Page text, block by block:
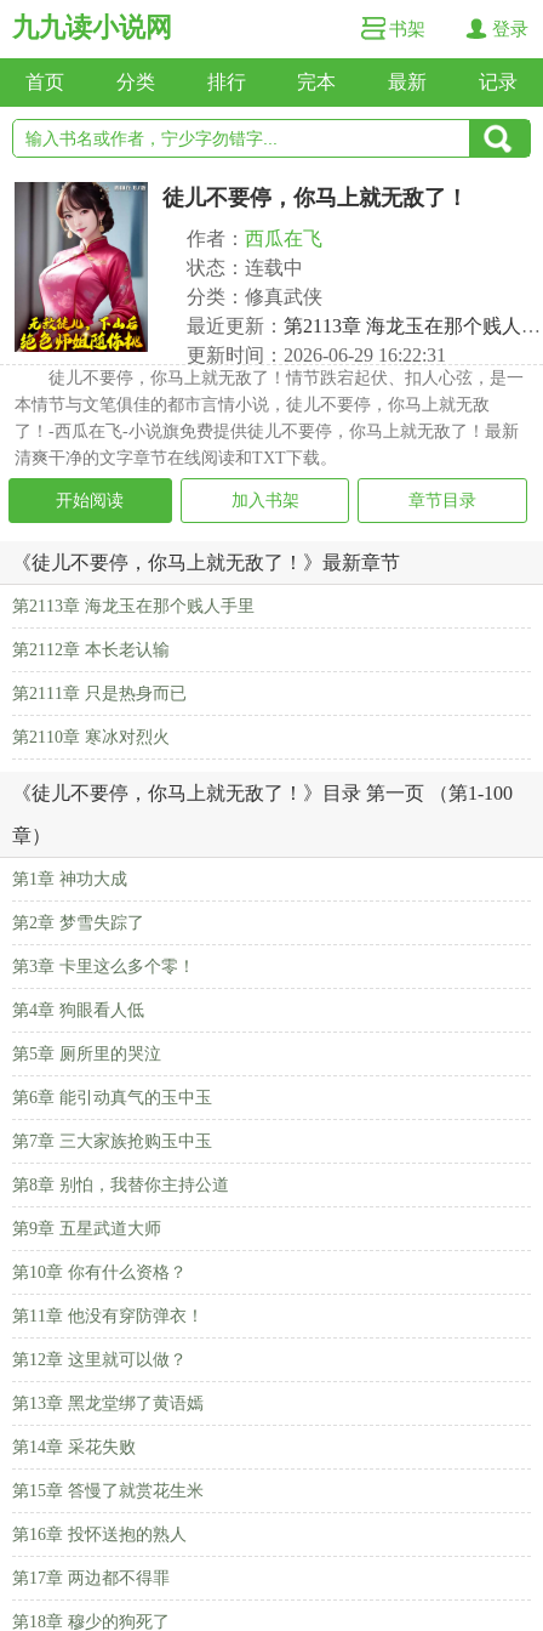
九九读小说网 书架 登录
首页 分类 排行 完本 最新 记录
徒儿不要停，你马上就无敌了！
作者： 西瓜在飞
状态：连载中
分类：修真武侠
最近更新： 第2113章 海龙玉在那个贱人手里
更新时间：2026-06-29 16:22:31
徒儿不要停，你马上就无敌了！情节跌宕起伏、扣人心弦，是一
本情节与文笔俱佳的都市言情小说，徒儿不要停，你马上就无敌
了！-西瓜在飞-小说旗免费提供徒儿不要停，你马上就无敌了！最新
清爽干净的文字章节在线阅读和TXT下载。
开始阅读 加入书架 章节目录
《徒儿不要停，你马上就无敌了！》最新章节
第2113章 海龙玉在那个贱人手里
第2112章 本长老认输
第2111章 只是热身而已
第2110章 寒冰对烈火
《徒儿不要停，你马上就无敌了！》目录 第一页 （第1-100
章）
第1章 神功大成
第2章 梦雪失踪了
第3章 卡里这么多个零！
第4章 狗眼看人低
第5章 厕所里的哭泣
第6章 能引动真气的玉中玉
第7章 三大家族抢购玉中玉
第8章 别怕，我替你主持公道
第9章 五星武道大师
第10章 你有什么资格？
第11章 他没有穿防弹衣！
第12章 这里就可以做？
第13章 黑龙堂绑了黄语嫣
第14章 采花失败
第15章 答慢了就赏花生米
第16章 投怀送抱的熟人
第17章 两边都不得罪
第18章 穆少的狗死了